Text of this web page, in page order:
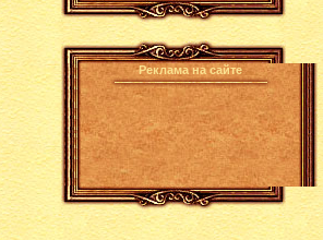
Реклама на сайте